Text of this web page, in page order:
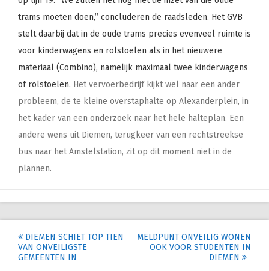
trams moeten doen,’’ concluderen de raadsleden. Het GVB
stelt daarbij dat in de oude trams precies evenveel ruimte is
voor kinderwagens en rolstoelen als in het nieuwere
materiaal (Combino), namelijk maximaal twee kinderwagens
of rolstoelen. Het vervoerbedrijf kijkt wel naar een ander
probleem, de te kleine overstaphalte op Alexanderplein, in
het kader van een onderzoek naar het hele halteplan. Een
andere wens uit Diemen, terugkeer van een rechtstreekse
bus naar het Amstelstation, zit op dit moment niet in de
plannen.
Post
navigation
DIEMEN SCHIET TOP TIEN
VAN ONVEILIGSTE
GEMEENTEN IN
MELDPUNT ONVEILIG WONEN
OOK VOOR STUDENTEN IN
DIEMEN